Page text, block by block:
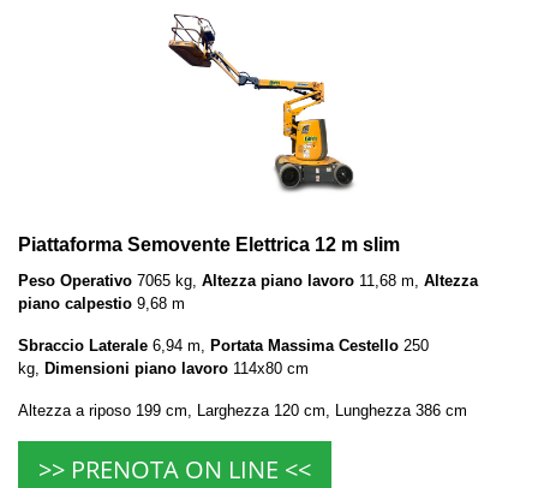
Piattaforma Semovente Elettrica 12 m slim
Peso Operativo 7065 kg, Altezza piano lavoro 11,68 m, Altezza
piano calpestio 9,68 m
Sbraccio Laterale 6,94 m, Portata Massima Cestello 250
kg, Dimensioni piano lavoro 114x80 cm
Altezza a riposo 199 cm, Larghezza 120 cm, Lunghezza 386 cm
>> PRENOTA ON LINE <<